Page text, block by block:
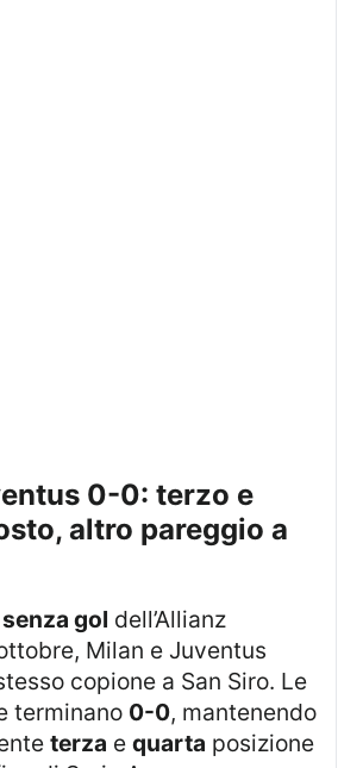
altro pareggio a
gol dell’Allianz
Milan e Juventus
copione a San Siro. Le
terminano 0-0, mantenendo
terza equarta posizione